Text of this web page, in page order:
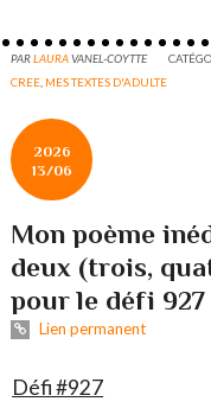
PARLAURAVANEL-COYTTE
CREE MES TEXTES D'ADULTE
2026
13/06
Mon poème
deux (trois,
pour le défi
Lien permanent
Défi #927